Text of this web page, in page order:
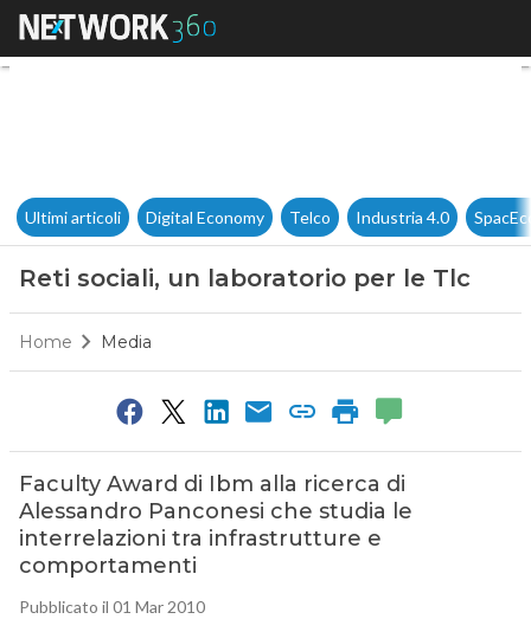
Reti sociali, un laboratorio
Ultimi articoli Digital Economy Telco Industria 4.0
Reti sociali, un laboratorio per le Tlc
Home Media
Faculty Award di Ibm alla ricerca di
Alessandro Panconesi che studia le
interrelazioni tra infrastrutture e
comportamenti
Pubblicato il 01 Mar 2010